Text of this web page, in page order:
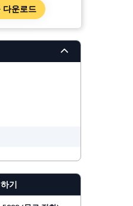
다운로드
기